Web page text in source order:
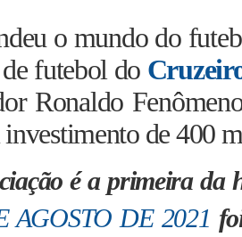
o mundo do
futebol do
Ronaldo
de 400
é a primeira da
AGOSTO DE 2021